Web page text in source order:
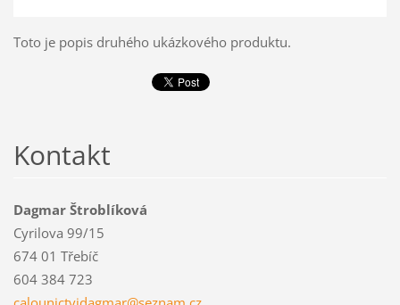
Toto je popis druhého ukázkového produktu.
Kontakt
Dagmar Štroblíková
Cyrilova 99/15
674 01 Třebíč
604 384 723